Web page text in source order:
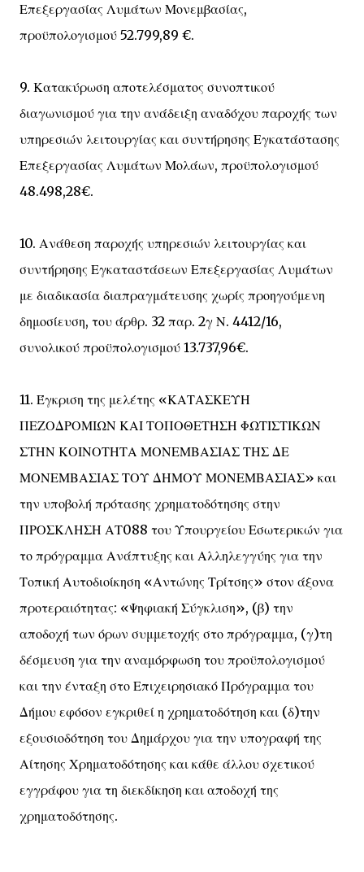
Επεξεργασίας Λυμάτων Μονεμβασίας,
προϋπολογισμού 52.799,89 €.
9. Κατακύρωση αποτελέσματος συνοπτικού
διαγωνισμού για την ανάδειξη αναδόχου παροχής των
υπηρεσιών λειτουργίας και συντήρησης Εγκατάστασης
Επεξεργασίας Λυμάτων Μολάων, προϋπολογισμού
48.498,28€.
10. Ανάθεση παροχής υπηρεσιών λειτουργίας και
συντήρησης Εγκαταστάσεων Επεξεργασίας Λυμάτων
με διαδικασία διαπραγμάτευσης χωρίς προηγούμενη
δημοσίευση, του άρθρ. 32 παρ. 2γ Ν. 4412/16,
συνολικού προϋπολογισμού 13.737,96€.
11. Έγκριση της μελέτης «ΚΑΤΑΣΚΕΥΗ
ΠΕΖΟΔΡΟΜΙΩΝ ΚΑΙ ΤΟΠΟΘΕΤΗΣΗ ΦΩΤΙΣΤΙΚΩΝ
ΣΤΗΝ ΚΟΙΝΟΤΗΤΑ ΜΟΝΕΜΒΑΣΙΑΣ ΤΗΣ ΔΕ
ΜΟΝΕΜΒΑΣΙΑΣ ΤΟΥ ΔΗΜΟΥ ΜΟΝΕΜΒΑΣΙΑΣ» και
την υποβολή πρότασης χρηματοδότησης στην
ΠΡΟΣΚΛΗΣΗ ΑΤ088 του Υπουργείου Εσωτερικών για
το πρόγραμμα Ανάπτυξης και Αλληλεγγύης για την
Τοπική Αυτοδιοίκηση «Αντώνης Τρίτσης» στον άξονα
προτεραιότητας: «Ψηφιακή Σύγκλιση», (β) την
αποδοχή των όρων συμμετοχής στο πρόγραμμα, (γ)τη
δέσμευση για την αναμόρφωση του προϋπολογισμού
και την ένταξη στο Επιχειρησιακό Πρόγραμμα του
Δήμου εφόσον εγκριθεί η χρηματοδότηση και (δ)την
εξουσιοδότηση του Δημάρχου για την υπογραφή της
Αίτησης Χρηματοδότησης και κάθε άλλου σχετικού
εγγράφου για τη διεκδίκηση και αποδοχή της
χρηματοδότησης.